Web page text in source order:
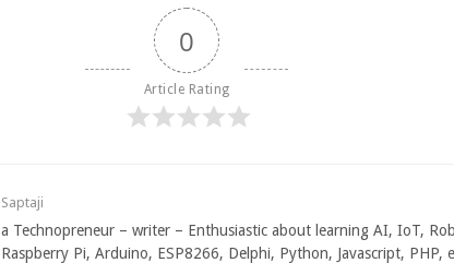
0
Article Rating
Saptaji
a Technopreneur – writer – Enthusiastic about learning AI, IoT,
Raspberry Pi, Arduino, ESP8266, Delphi, Python, Javascript, PHP,